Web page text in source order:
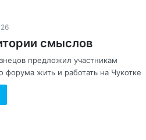
смыслов
предложил участникам
форума жить и работать на Чукотке